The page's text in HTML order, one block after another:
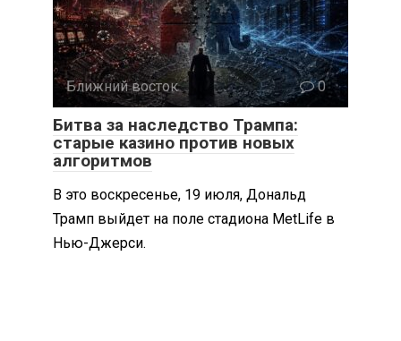
Ближний восток 0
Битва за наследство Трампа:
старые казино против новых
алгоритмов
В это воскресенье, 19 июля, Дональд
Трамп выйдет на поле стадиона MetLife в
Нью-Джерси.